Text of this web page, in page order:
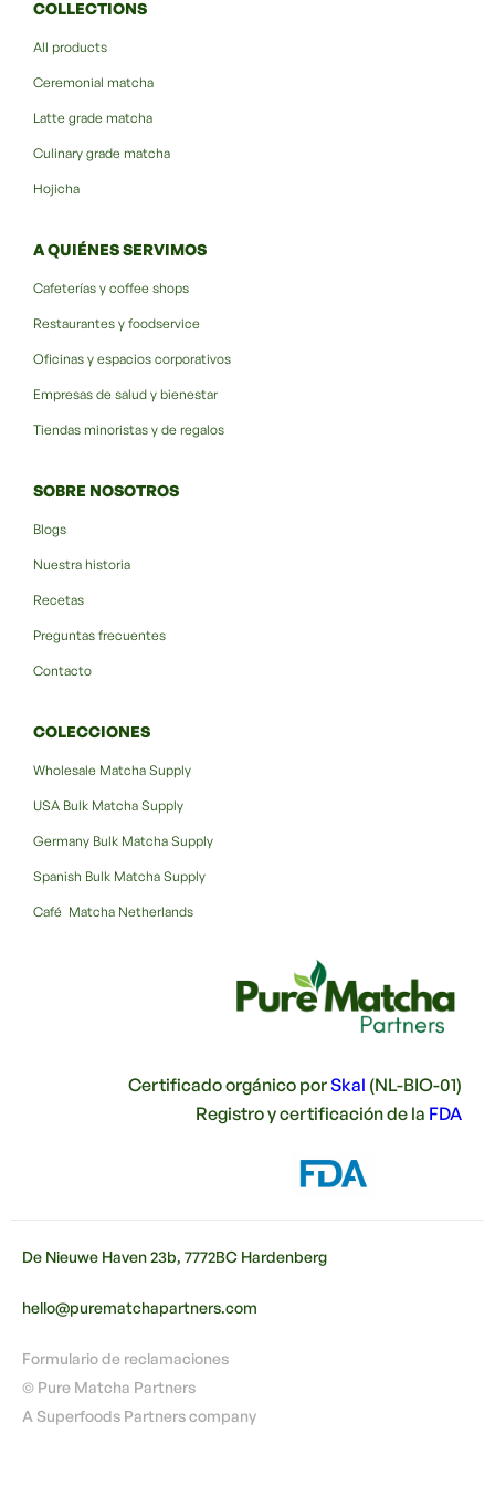
COLLECTIONS
All products
Ceremonial matcha
Latte grade matcha
Culinary grade matcha
Hojicha
A QUIÉNES SERVIMOS
Cafeterías y coffee shops
Restaurantes y foodservice
Oficinas y espacios corporativos
Empresas de salud y bienestar
Tiendas minoristas y de regalos
SOBRE NOSOTROS
Blogs
Nuestra historia
Recetas
Preguntas frecuentes
Contacto
COLECCIONES
Wholesale Matcha Supply
USA Bulk Matcha Supply
Germany Bulk Matcha Supply
Spanish Bulk Matcha Supply
Café Matcha Netherlands
Certificado orgánico porSkal (NL-BIO-01)
Registro y certificación de la FDA
De Nieuwe Haven 23b, 7772BC Hardenberg
hello@purematchapartners.com
Formulario de reclamaciones
© Pure Matcha Partners
A Superfoods Partners company